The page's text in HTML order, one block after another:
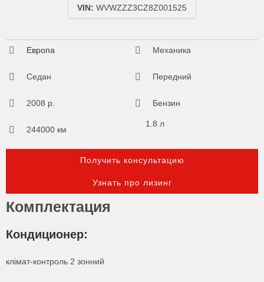
VIN: WVWZZZ3CZ8Z001525
Европа
Седан
2008 р.
244000 км
Механика
Передний
Бензин
1.8 л
Получить консультацию
Узнать про лизинг
Комплектация
Кондиционер:
клімат-контроль 2 зонний